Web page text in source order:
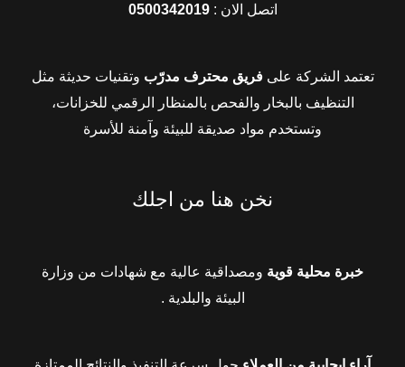
اتصل الان :0500342019
تعتمد الشركة علىفريق محترف مدرّب وتقنيات حديثة مثل
التنظيف بالبخار والفحص بالمنظار الرقمي للخزانات،
وتستخدم مواد صديقة للبيئة وآمنة للأسرة
نخن هنا من اجلك
خبرة محلية قوية ومصداقية عالية مع شهادات من وزارة
البيئة والبلدية .